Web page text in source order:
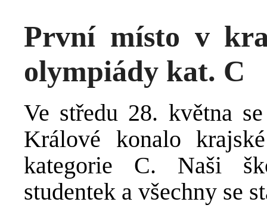
První místo v
olympiády kat. C
Ve středu 28. května
Králové konalo
kategorie C. Naši
studentek a všechny se